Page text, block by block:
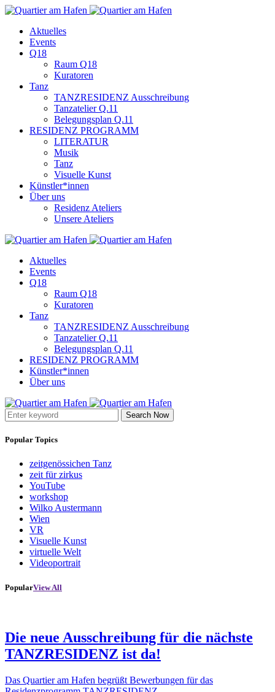
Aktuelles
Events
Q18
Raum Q18
Kuratoren
Tanz
TANZRESIDENZ Ausschreibung
Tanzatelier Q.11
Belegungsplan Q.11
RESIDENZ PROGRAMM
LITERATUR
Musik
Tanz
Visuelle Kunst
Künstler*innen
Über uns
Residenz Ateliers
Unsere Ateliers
Aktuelles
Events
Q18
Raum Q18
Kuratoren
Tanz
TANZRESIDENZ Ausschreibung
Tanzatelier Q.11
Belegungsplan Q.11
RESIDENZ PROGRAMM
Künstler*innen
Über uns
Search Now
Popular Topics
zeitgenössichen Tanz
zeit für zirkus
YouTube
workshop
Wilko Austermann
Wien
VR
Visuelle Kunst
virtuelle Welt
Videoportrait
PopularView All
Die neue Ausschreibung für die nächste
TANZRESIDENZ ist da!
Das Quartier am Hafen begrüßt Bewerbungen für das